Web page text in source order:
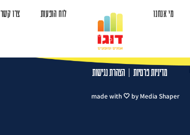
מי אנחנו לוח הופעות צרו קשר
לוח הופעות
מדיניות פרטיות| הצהרת נגישות
made with 🤍 by Media Shaper